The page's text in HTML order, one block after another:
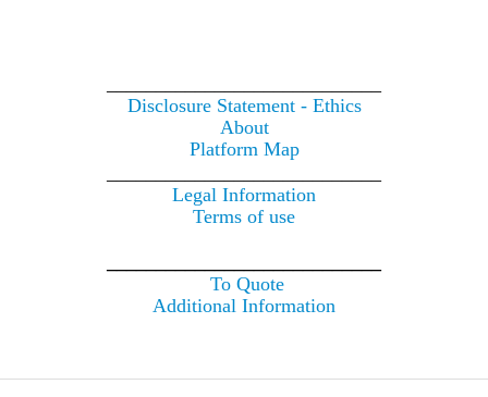
Disclosure Statement - Ethics
About
Platform Map
Legal Information
Terms of use
To Quote
Additional Information